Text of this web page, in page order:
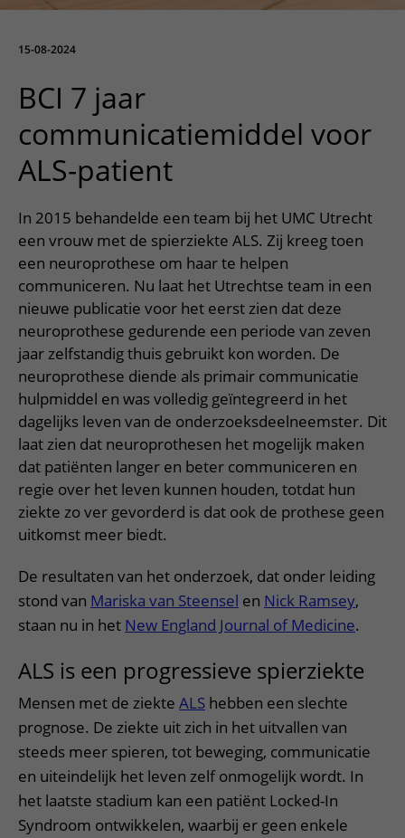
Onderzoeken en diagnostiek
Bloedprikken
Wachttijden
Wijzigen patiëntgegevens
Mijn UMC Utrecht patiëntportaal
Faciliteiten en voorzieningen
Bezoekregels
Parkeren
Wegwijs in het ziekenhuis
Contact met polikliniek
Contact met verpleegafdeling
Het Wilhelmina Kinderziekenhuis
Diagnostiek aanvragen
Zorgverlenersportaal
Onderwijs
Werken bij het UMC Utrecht
15-08-2024
BCI 7 jaar
communicatiemiddel voor
ALS-patient
In 2015 behandelde een team bij het UMC Utrecht
een vrouw met de spierziekte ALS. Zij kreeg toen
een neuroprothese om haar te helpen
communiceren. Nu laat het Utrechtse team in een
nieuwe publicatie voor het eerst zien dat deze
neuroprothese gedurende een periode van zeven
jaar zelfstandig thuis gebruikt kon worden. De
neuroprothese diende als primair communicatie
hulpmiddel en was volledig geïntegreerd in het
dagelijks leven van de onderzoeksdeelneemster. Dit
laat zien dat neuroprothesen het mogelijk maken
dat patiënten langer en beter communiceren en
regie over het leven kunnen houden, totdat hun
ziekte zo ver gevorderd is dat ook de prothese geen
uitkomst meer biedt.
De resultaten van het onderzoek, dat onder leiding
stond van Mariska van Steensel en Nick Ramsey,
staan nu in het New England Journal of Medicine.
ALS is een progressieve spierziekte
Mensen met de ziekte ALS hebben een slechte
prognose. De ziekte uit zich in het uitvallen van
steeds meer spieren, tot beweging, communicatie
en uiteindelijk het leven zelf onmogelijk wordt. In
het laatste stadium kan een patiënt Locked-In
Syndroom ontwikkelen, waarbij er geen enkele